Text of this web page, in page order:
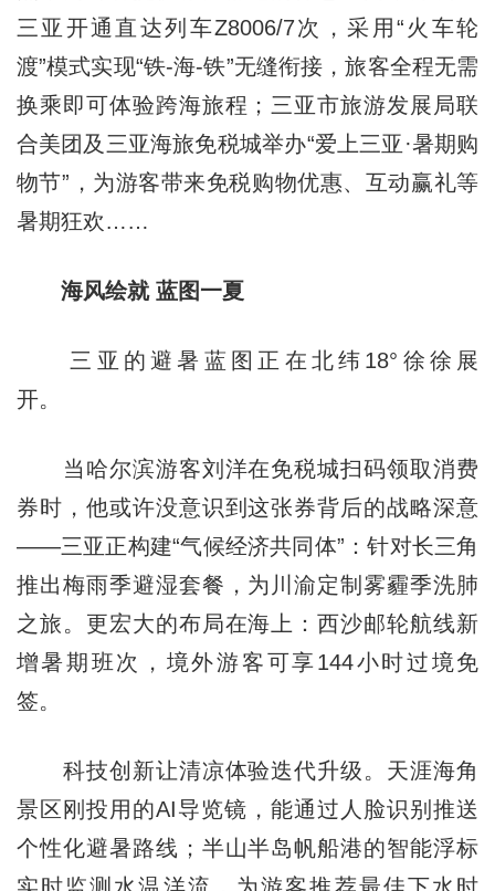
三亚开通直达列车Z8006/7次，采用“火车轮
渡”模式实现“铁-海-铁”无缝衔接，旅客全程无需
换乘即可体验跨海旅程；三亚市旅游发展局联
合美团及三亚海旅免税城举办“爱上三亚·暑期购
物节”，为游客带来免税购物优惠、互动赢礼等
暑期狂欢……
海风绘就 蓝图一夏
三亚的避暑蓝图正在北纬18°徐徐展
开。
当哈尔滨游客刘洋在免税城扫码领取消费
券时，他或许没意识到这张券背后的战略深意
——三亚正构建“气候经济共同体”：针对长三角
推出梅雨季避湿套餐，为川渝定制雾霾季洗肺
之旅。更宏大的布局在海上：西沙邮轮航线新
增暑期班次，境外游客可享144小时过境免
签。
科技创新让清凉体验迭代升级。天涯海角
景区刚投用的AI导览镜，能通过人脸识别推送
个性化避暑路线；半山半岛帆船港的智能浮标
实时监测水温洋流，为游客推荐最佳下水时